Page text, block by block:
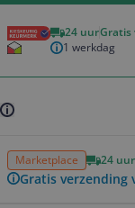
24 uurGratis
1 werkdag
Marketplace 24 uur
Gratis verzending